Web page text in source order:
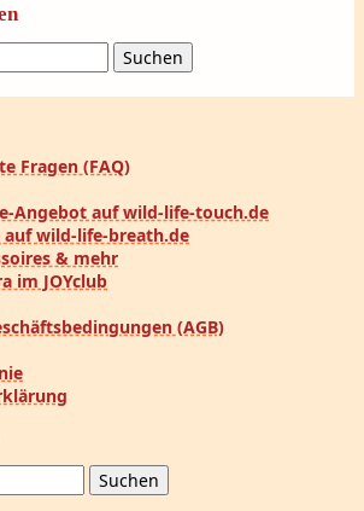
Fragen (FAQ)
Angebot auf wild-life-touch.de
auf wild-life-breath.de
& mehr
im JOYclub
(AGB)